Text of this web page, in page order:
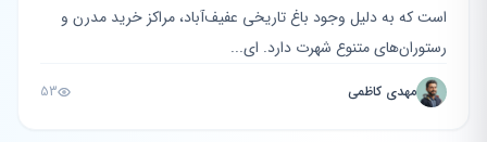
است که به دلیل وجود باغ تاریخی عفیف‌آباد، مراکز خرید مدرن و
رستوران‌های متنوع شهرت دارد. ای...
مهدی کاظمی 53